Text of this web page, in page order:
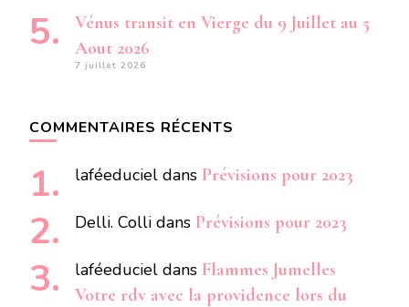
Vénus transit en Vierge du 9 Juillet au 5
Aout 2026
7 juillet 2026
COMMENTAIRES RÉCENTS
laféeduciel dans Prévisions pour 2023
Delli. Colli dans Prévisions pour 2023
laféeduciel dans Flammes Jumelles
Votre rdv avec la providence lors du